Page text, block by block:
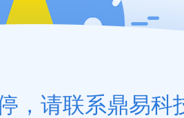
，请联系鼎易科